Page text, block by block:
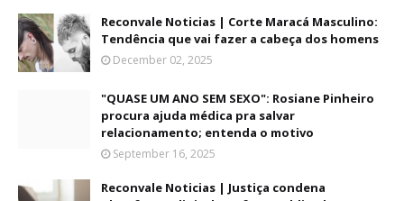
Reconvale Noticias | Corte Maracá Masculino:
Tendência que vai fazer a cabeça dos homens
December 02, 2025
"QUASE UM ANO SEM SEXO": Rosiane Pinheiro
procura ajuda médica pra salvar
relacionamento; entenda o motivo
September 16, 2025
Reconvale Noticias | Justiça condena